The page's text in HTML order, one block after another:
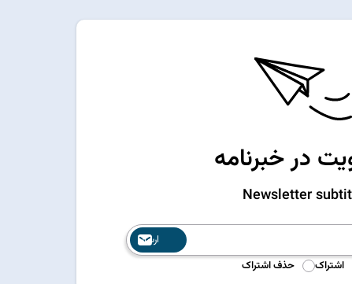
در خبرنامه
Newsletter
ارسال
اشتراک
حذف اشتراک